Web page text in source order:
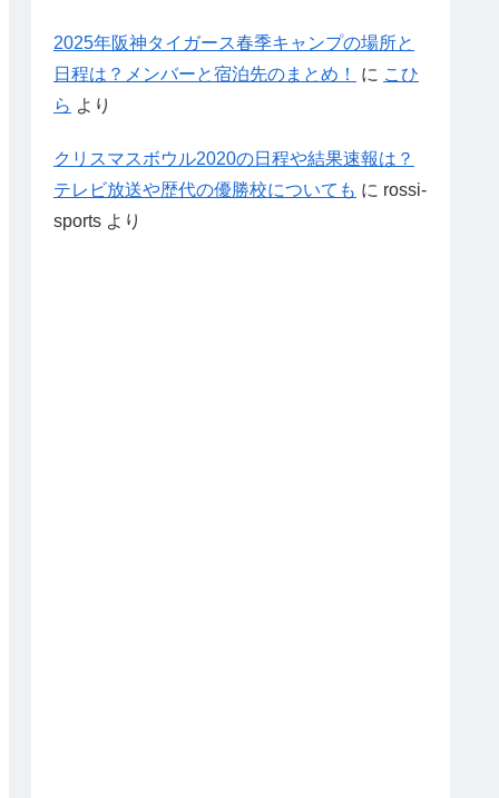
2025年阪神タイガース春季キャンプの場所と
日程は？メンバーと宿泊先のまとめ！
に こひ
ら より
クリスマスボウル2020の日程や結果速報は？
テレビ放送や歴代の優勝校についても に rossi-
sports より